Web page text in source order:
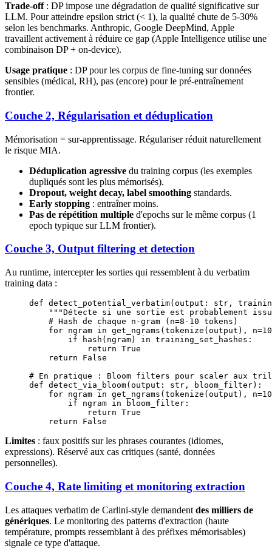
Trade-off: DP impose une dégradation de qualité significative sur
LLM. Pour atteindre epsilon strict (< 1), la qualité chute de 5-30%
selon les benchmarks. Anthropic, Google DeepMind, Apple
travaillent activement à réduire ce gap (Apple Intelligence utilise une
combinaison DP + on-device).
Usage pratique : DP pour les corpus de fine-tuning sur données
sensibles (médical, RH), pas (encore) pour le pré-entraînement
frontier.
Couche 2, Régularisation et déduplication
Mémorisation = sur-apprentissage. Régulariser réduit naturellement
le risque MIA.
Déduplication agressive du training corpus (les exemples
dupliqués sont les plus mémorisés).
Dropout, weight decay, label smoothing standards.
Early stopping : entraîner moins.
Pas de répétition multiple d'epochs sur le même corpus (1
epoch typique sur LLM frontier).
Couche 3, Output filtering et detection
Au runtime, intercepter les sorties qui ressemblent à du verbatim
training data :
def detect_potential_verbatim(output: str ,
"""Détecte si une sortie est probablement
    # Hash de chaque n-gram (n=8-10 tokens)
    for
ngram in get_ngrams(tokenize(output), n=10
        if
hash (ngram) in training_set_hashes:
            return
True
    return
False
# En pratique : Bloom filters pour scaler aux
def detect_via_bloom(output: str , bloom_filter):
    for
ngram in get_ngrams(tokenize(output), n=10
        if
ngram in bloom_filter:
            return
True
    return
False
Limites : faux positifs sur les phrases courantes (idiomes,
expressions). Réservé aux cas critiques (santé, données
personnelles).
Couche 4, Rate limiting et monitoring extraction
Les attaques verbatim de Carlini-style demandent des milliers de
génériques. Le monitoring des patterns d'extraction (haute
température, prompts ressemblant à des préfixes mémorisables)
signale ce type d'attaque.